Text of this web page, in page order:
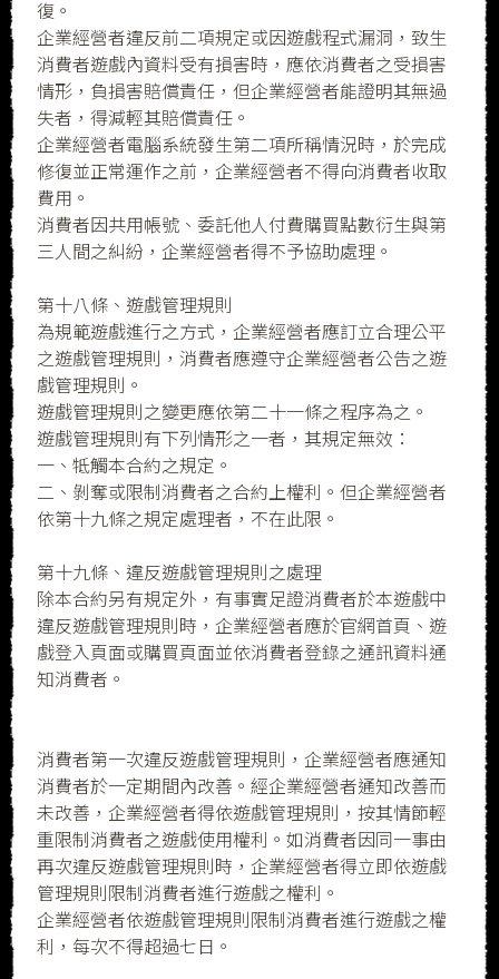
復。
企業經營者違反前二項規定或因遊戲程式漏洞，致生
消費者遊戲內資料受有損害時，應依消費者之受損害
情形，負損害賠償責任，但企業經營者能證明其無過
失者，得減輕其賠償責任。
企業經營者電腦系統發生第二項所稱情況時，於完成
修復並正常運作之前，企業經營者不得向消費者收取
費用。
消費者因共用帳號、委託他人付費購買點數衍生與第
三人間之糾紛，企業經營者得不予協助處理。
第十八條、遊戲管理規則
為規範遊戲進行之方式，企業經營者應訂立合理公平
之遊戲管理規則，消費者應遵守企業經營者公告之遊
戲管理規則。
遊戲管理規則之變更應依第二十一條之程序為之。
遊戲管理規則有下列情形之一者，其規定無效：
一、牴觸本合約之規定。
二、剝奪或限制消費者之合約上權利。但企業經營者
依第十九條之規定處理者，不在此限。
第十九條、違反遊戲管理規則之處理
除本合約另有規定外，有事實足證消費者於本遊戲中
違反遊戲管理規則時，企業經營者應於官網首頁、遊
戲登入頁面或購買頁面並依消費者登錄之通訊資料通
知消費者。
消費者第一次違反遊戲管理規則，企業經營者應通知
消費者於一定期間內改善。經企業經營者通知改善而
未改善，企業經營者得依遊戲管理規則，按其情節輕
重限制消費者之遊戲使用權利。如消費者因同一事由
再次違反遊戲管理規則時，企業經營者得立即依遊戲
管理規則限制消費者進行遊戲之權利。
企業經營者依遊戲管理規則限制消費者進行遊戲之權
利，每次不得超過七日。